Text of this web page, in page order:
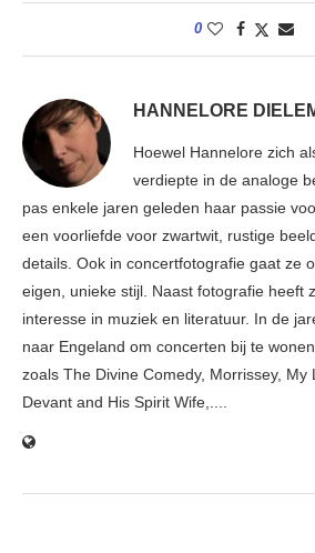
0
HANNELORE
Hoewel Hannelore zich
verdiepte in de analoge
pas enkele jaren geleden haar passie
een voorliefde voor zwartwit, rustige
details. Ook in concertfotografie gaat ze
eigen, unieke stijl. Naast fotografie heeft
interesse in muziek en literatuur. In de
naar Engeland om concerten bij te
zoals The Divine Comedy, Morrissey, My
Devant and His Spirit Wife,....